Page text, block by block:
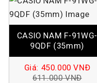
CASIO NAM F-91WG-
9QDF (35mm)
Giá: 450.000VNĐ
611.000VNĐ